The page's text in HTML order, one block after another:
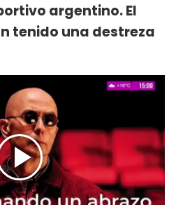
argentino. El
tenido una destreza